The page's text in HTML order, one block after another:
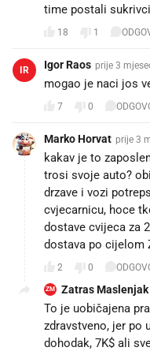
time postali
18 1
IR Igor Raos prije 3
mogao je naci jos
7 0
Marko Horvat prije 3
kakav je to
trosi svoje auto?
drzave i vozi
cvjecarnicu, hoce
dostave cvijeca za
dostava po cijelom
2 0
ZM Zatras Maslenjak
To je uobičajena
zdravstveno, jer po
dohodak, 7K$ ali